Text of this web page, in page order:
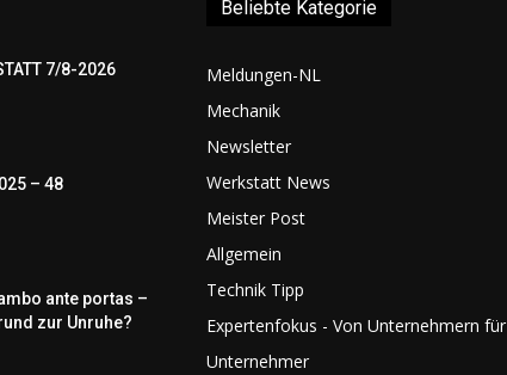
7/8-2026
– 48
ante portas –
zur Unruhe?
Beliebte Kategorie
Meldungen-NL
Mechanik
Newsletter
Werkstatt News
Meister Post
Allgemein
Technik Tipp
Expertenfokus - Von Unternehmern für
Unternehmer